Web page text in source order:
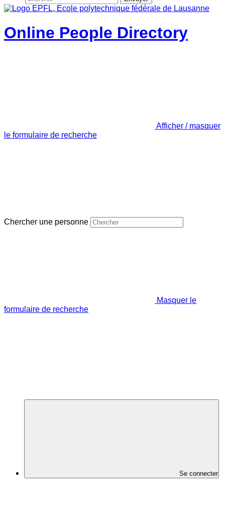
Online People Directory
Afficher / masquer
le formulaire de recherche
Chercher une personne
Masquer le
formulaire de recherche
Se connecter